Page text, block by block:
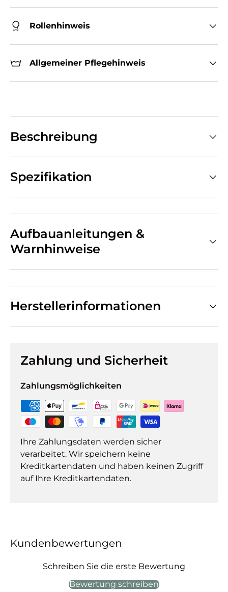
Rollenhinweis
Allgemeiner Pflegehinweis
Beschreibung
Spezifikation
Aufbauanleitungen &
Warnhinweise
Herstellerinformationen
Zahlung und Sicherheit
Zahlungsmöglichkeiten
Ihre Zahlungsdaten werden sicher
verarbeitet. Wir speichern keine
Kreditkartendaten und haben keinen Zugriff
auf Ihre Kreditkartendaten.
Kundenbewertungen
Schreiben Sie die erste Bewertung
Bewertung schreiben